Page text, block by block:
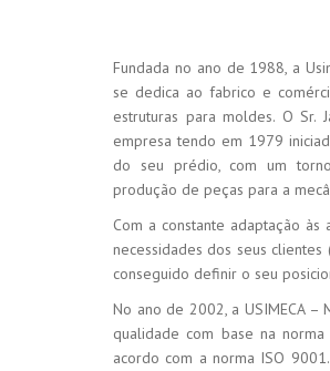
Fundada no ano de 1988, a
se dedica ao fabrico e
estruturas para moldes. O Sr.
empresa tendo em 1979
do seu prédio, com um
produção de peças para a
Com a constante adaptação
necessidades dos seus clientes
conseguido definir o seu
No ano de 2002, a USIMECA –
qualidade com base na
acordo com a norma ISO